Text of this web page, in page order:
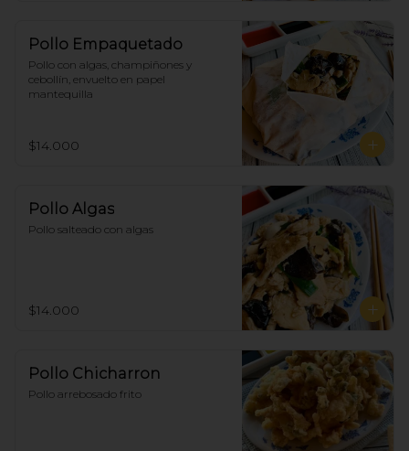
Pollo Empaquetado
Pollo con algas, champiñones y
cebollín, envuelto en papel
mantequilla
$14.000
Pollo Algas
Pollo salteado con algas
$14.000
Pollo Chicharron
Pollo arrebosado frito